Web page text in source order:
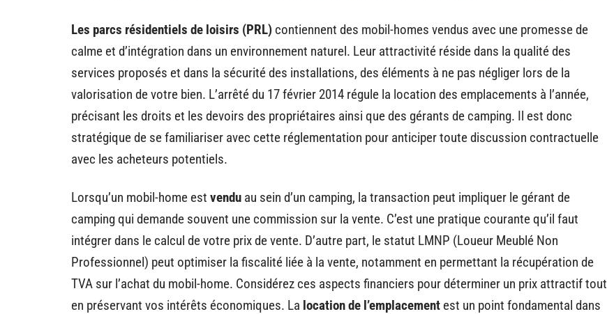
Les parcs résidentiels de loisirs (PRL) contiennent des mobil-homes vendus avec une promesse de
calme et d’intégration dans un environnement naturel. Leur attractivité réside dans la qualité des
services proposés et dans la sécurité des installations, des éléments à ne pas négliger lors de la
valorisation de votre bien. L’arrêté du 17 février 2014 régule la location des emplacements à l’année,
précisant les droits et les devoirs des propriétaires ainsi que des gérants de camping. Il est donc
stratégique de se familiariser avec cette réglementation pour anticiper toute discussion contractuelle
avec les acheteurs potentiels.
Lorsqu’un mobil-home est vendu au sein d’un camping, la transaction peut impliquer le gérant de
camping qui demande souvent une commission sur la vente. C’est une pratique courante qu’il faut
intégrer dans le calcul de votre prix de vente. D’autre part, le statut LMNP (Loueur Meublé Non
Professionnel) peut optimiser la fiscalité liée à la vente, notamment en permettant la récupération de
TVA sur l’achat du mobil-home. Considérez ces aspects financiers pour déterminer un prix attractif tout
en préservant vos intérêts économiques. La location de l’emplacement est un point fondamental dans